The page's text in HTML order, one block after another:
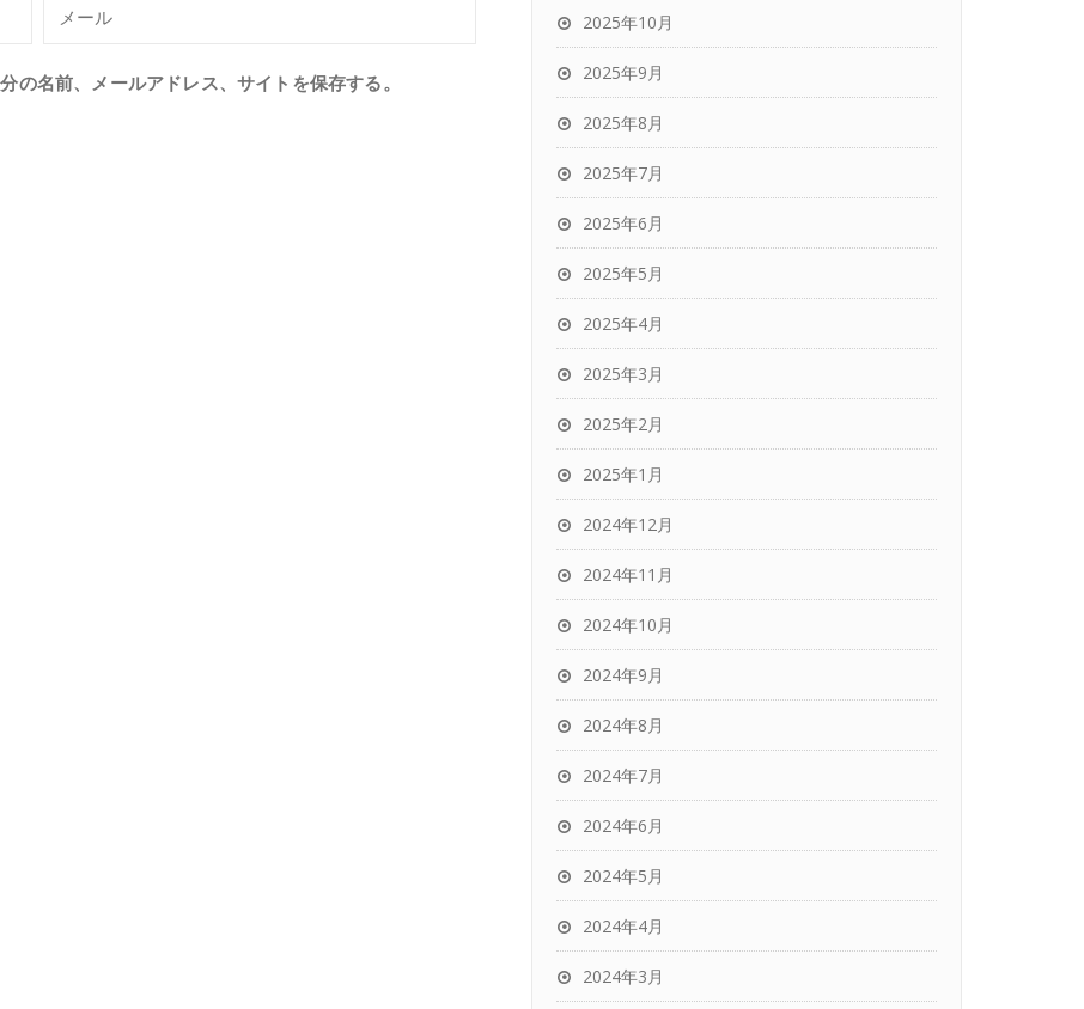
の名前、メールアドレス、サイトを保存する。
2025年10月
2025年9月
2025年8月
2025年7月
2025年6月
2025年5月
2025年4月
2025年3月
2025年2月
2025年1月
2024年12月
2024年11月
2024年10月
2024年9月
2024年8月
2024年7月
2024年6月
2024年5月
2024年4月
2024年3月